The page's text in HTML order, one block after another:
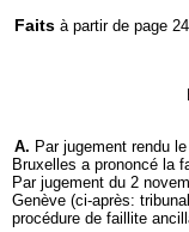
Faits à partir de page
A. Par jugement rendu
Bruxelles a prononcé la
Par jugement du 2
Genève (ci-après:
procédure de faillite